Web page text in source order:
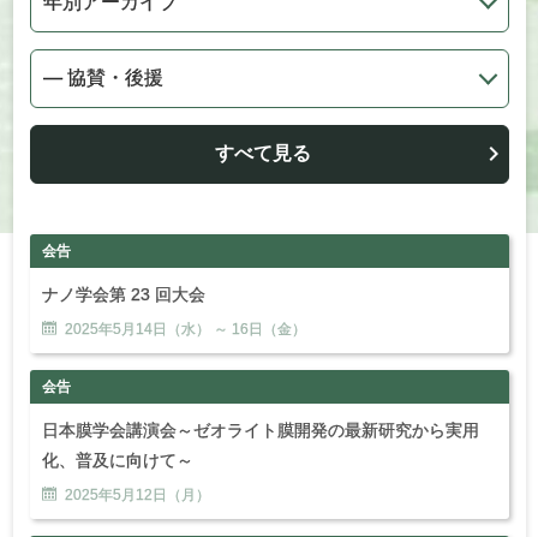
すべて見る
会告
ナノ学会第 23 回大会
2025年5月 14日（水） ～ 16日（金）
会告
日本膜学会講演会～ゼオライト膜開発の最新研究から実用
化、普及に向けて～
2025年5月 12日（月）